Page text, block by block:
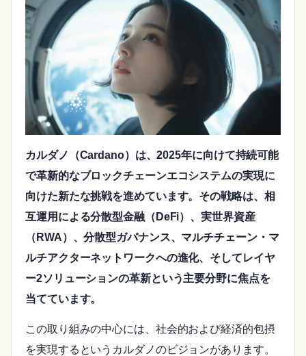
カルダノ（Cardano）は、2025年に向けて持続可能
で革新的なブロックチェーンエコシステムの実現に
向けた新たな挑戦を進めています。その戦略は、相
互運用による分散型金融（DeFi）、実世界資産
（RWA）、分散型ガバナンス、マルチチェーン・マ
ルチアクターネットワークへの進化、そしてレイヤ
ー2ソリューションの革新という主要分野に焦点を
当てています。
この取り組みの中心には、社会的および経済的包摂
を実現するというカルダノのビジョンがあります。